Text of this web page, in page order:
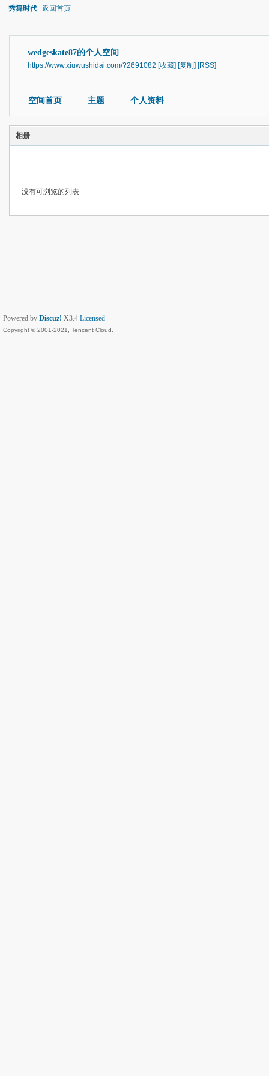
秀舞时代 返回首页
wedgeskate87的个人空间
https://www.xiuwushidai.com/?2691082 [收藏] [复制] [RSS]
空间首页 主题 个人资料
相册
没有可浏览的列表
Powered by Discuz! X3.4 Licensed
Copyright © 2001-2021, Tencent Cloud.